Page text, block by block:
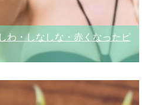
わ・しなしな・赤くなったピ